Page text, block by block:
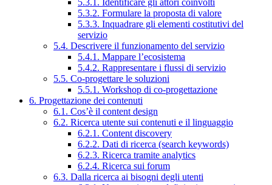
5.3.2. Formulare la proposta di valore
5.3.3. Inquadrare gli elementi costitutivi del
servizio
5.4. Descrivere il funzionamento del servizio
5.4.1. Mappare l’ecosistema
5.4.2. Rappresentare i flussi di servizio
5.5. Co-progettare le soluzioni
5.5.1. Workshop di co-progettazione
6. Progettazione dei contenuti
6.1. Cos’è il content design
6.2. Ricerca utente sui contenuti e il linguaggio
6.2.1. Content discovery
6.2.2. Dati di ricerca (search keywords)
6.2.3. Ricerca tramite analytics
6.2.4. Ricerca sui forum
6.3. Dalla ricerca ai bisogni degli utenti